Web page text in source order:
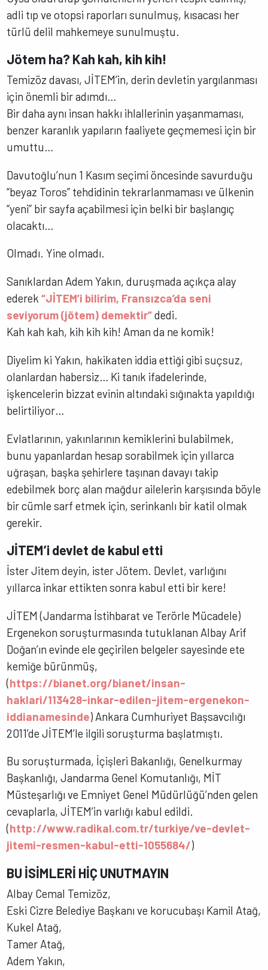
adli tıp ve otopsi raporları sunulmuş, kısacası her
türlü delil mahkemeye sunulmuştu.
Jötem ha? Kah kah, kih kih!
Temizöz davası, JİTEM’in, derin devletin yargılanması
için önemli bir adımdı…
Bir daha aynı insan hakkı ihlallerinin yaşanmaması,
benzer karanlık yapıların faaliyete geçmemesi için bir
umuttu…
Davutoğlu’nun 1 Kasım seçimi öncesinde savurduğu
“beyaz Toros” tehdidinin tekrarlanmaması ve ülkenin
“yeni” bir sayfa açabilmesi için belki bir başlangıç
olacaktı…
Olmadı. Yine olmadı.
Sanıklardan Adem Yakın, duruşmada açıkça alay
ederek“JİTEM’i bilirim, Fransızca’da seni
seviyorum (jötem) demektir”dedi.
Kah kah kah, kih kih kih! Aman da ne komik!
Diyelim ki Yakın, hakikaten iddia ettiği gibi suçsuz,
olanlardan habersiz… Ki tanık ifadelerinde,
işkencelerin bizzat evinin altındaki sığınakta yapıldığı
belirtiliyor…
Evlatlarının, yakınlarının kemiklerini bulabilmek,
bunu yapanlardan hesap sorabilmek için yıllarca
uğraşan, başka şehirlere taşınan davayı takip
edebilmek borç alan mağdur ailelerin karşısında böyle
bir cümle sarf etmek için, serinkanlı bir katil olmak
gerekir.
JİTEM’i devlet de kabul etti
İster Jitem deyin, ister Jötem. Devlet, varlığını
yıllarca inkar ettikten sonra kabul etti bir kere!
JİTEM (Jandarma İstihbarat ve Terörle Mücadele)
Ergenekon soruşturmasında tutuklanan Albay Arif
Doğan’ın evinde ele geçirilen belgeler sayesinde ete
kemiğe bürünmüş,
(https://bianet.org/bianet/insan-
haklari/113428-inkar-edilen-jitem-ergenekon-
iddianamesinde) Ankara Cumhuriyet Başsavcılığı
2011’de JİTEM’le ilgili soruşturma başlatmıştı.
Bu soruşturmada, İçişleri Bakanlığı, Genelkurmay
Başkanlığı, Jandarma Genel Komutanlığı, MİT
Müsteşarlığı ve Emniyet Genel Müdürlüğü’nden gelen
cevaplarla, JİTEM’in varlığı kabul edildi.
(http://www.radikal.com.tr/turkiye/ve-devlet-
jitemi-resmen-kabul-etti-1055684/)
BU İSİMLERİ HİÇ UNUTMAYIN
Albay Cemal Temizöz,
Eski Cizre Belediye Başkanı ve korucubaşı Kamil Atağ,
Kukel Atağ,
Tamer Atağ,
Adem Yakın,